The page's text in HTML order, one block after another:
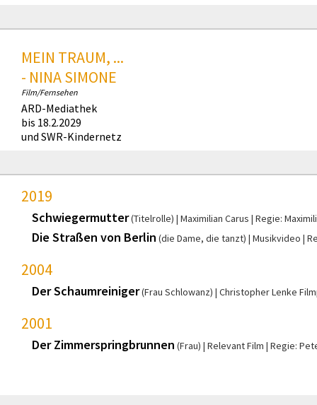
MEIN TRAUM, ...
- NINA SIMONE
Film/Fernsehen
ARD-Mediathek
bis 18.2.2029
und SWR-Kindernetz
2019
Schwiegermutter(Titelrolle) Maximilian Carus Regie:
Die Straßen von Berlin (die Dame, die tanzt) Musikvideo
2004
Der Schaumreiniger(Frau Schlowanz) Christopher Lenke
2001
Der Zimmerspringbrunnen (Frau) Relevant Film Regie: